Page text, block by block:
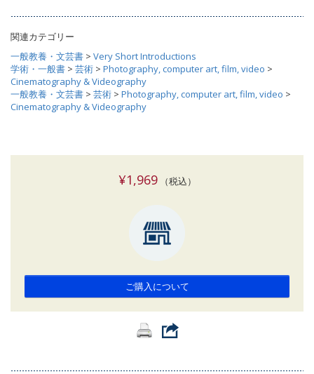
関連カテゴリー
一般教養・文芸書 > Very Short Introductions
学術・一般書 > 芸術 > Photography, computer art, film, video >
Cinematography & Videography
一般教養・文芸書 > 芸術 > Photography, computer art, film, video >
Cinematography & Videography
¥1,969（税込）
ご購入について